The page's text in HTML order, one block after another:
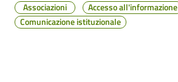
Seguici
su
Associazioni
Accesso all'informazione
Comunicazione istituzionale